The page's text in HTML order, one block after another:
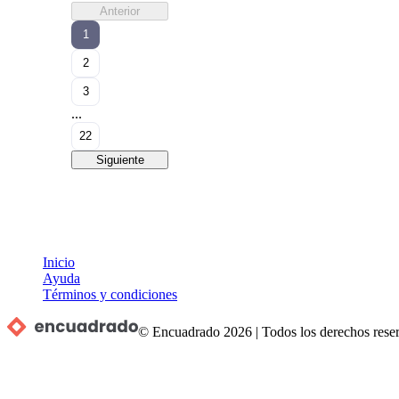
Anterior
1
2
3
...
22
Siguiente
Inicio
Ayuda
Términos y condiciones
© Encuadrado 2026 |Todos los derechos